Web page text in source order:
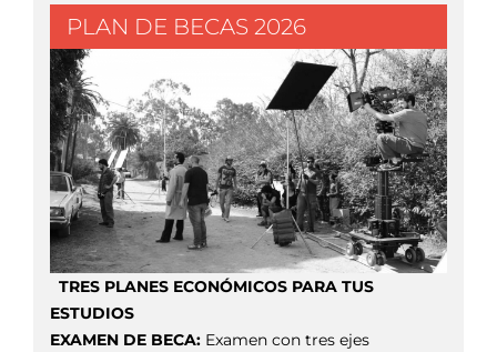
PLAN DE BECAS 2026
TRES PLANES ECONÓMICOS PARA TUS
ESTUDIOS
EXAMEN DE BECA: Examen con tres ejes